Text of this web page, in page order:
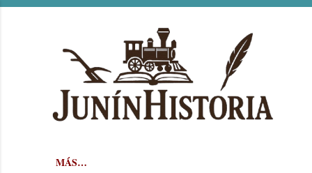
MÁS…